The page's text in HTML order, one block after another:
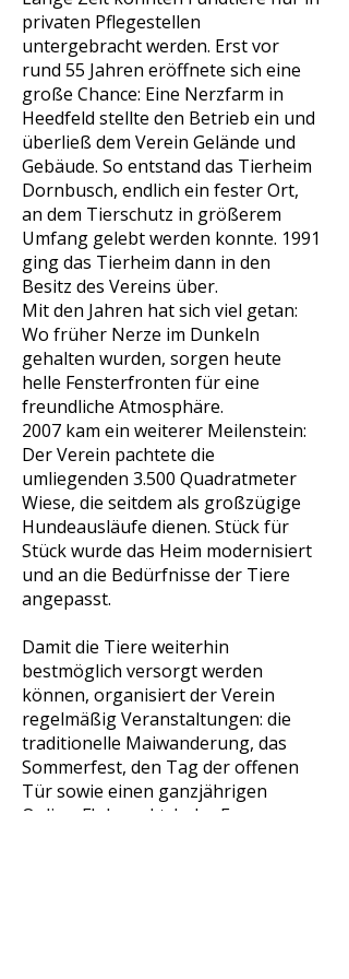
privaten Pflegestellen
untergebracht werden. Erst vor
rund 55 Jahren eröffnete sich eine
große Chance: Eine Nerzfarm in
Heedfeld stellte den Betrieb ein und
überließ dem Verein Gelände und
Gebäude. So entstand das Tierheim
Dornbusch, endlich ein fester Ort,
an dem Tierschutz in größerem
Umfang gelebt werden konnte. 1991
ging das Tierheim dann in den
Besitz des Vereins über.
Mit den Jahren hat sich viel getan:
Wo früher Nerze im Dunkeln
gehalten wurden, sorgen heute
helle Fensterfronten für eine
freundliche Atmosphäre.
2007 kam ein weiterer Meilenstein:
Der Verein pachtete die
umliegenden 3.500 Quadratmeter
Wiese, die seitdem als großzügige
Hundeausläufe dienen. Stück für
Stück wurde das Heim modernisiert
und an die Bedürfnisse der Tiere
angepasst.
Damit die Tiere weiterhin
bestmöglich versorgt werden
können, organisiert der Verein
regelmäßig Veranstaltungen: die
traditionelle Maiwanderung, das
Sommerfest, den Tag der offenen
Tür sowie einen ganzjährigen
Online-Flohmarkt. Jeder Euro aus